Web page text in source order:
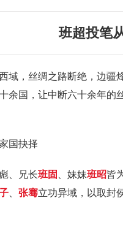
班超投笔
域，丝绸之路断绝，边
余国，让中断六十余年的
国抉择
、兄长班固 、妹妹班昭皆
张骞立功异域，以取封